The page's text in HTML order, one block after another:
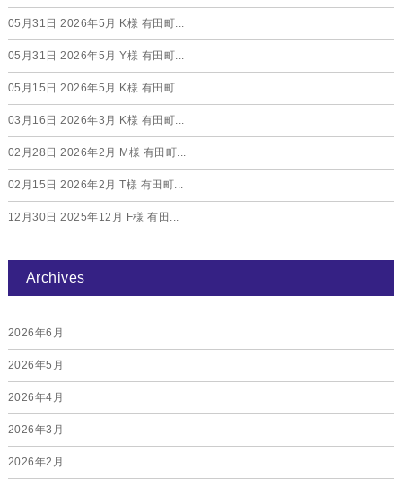
05月31日 2026年5月 K様 有田町...
05月31日 2026年5月 Y様 有田町...
05月15日 2026年5月 K様 有田町...
03月16日 2026年3月 K様 有田町...
02月28日 2026年2月 M様 有田町...
02月15日 2026年2月 T様 有田町...
12月30日 2025年12月 F様 有田...
Archives
2026年6月
2026年5月
2026年4月
2026年3月
2026年2月